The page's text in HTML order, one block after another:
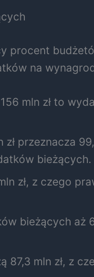
procent
na
mln zł to
przeznacza
bieżących.
zł, z czego
bieżących aż
87,3 mln zł, z